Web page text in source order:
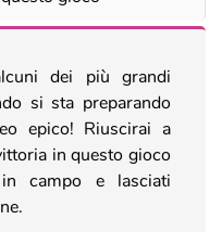
dei più grandi
si sta preparando
epico! Riuscirai a
in questo gioco
campo e lasciati